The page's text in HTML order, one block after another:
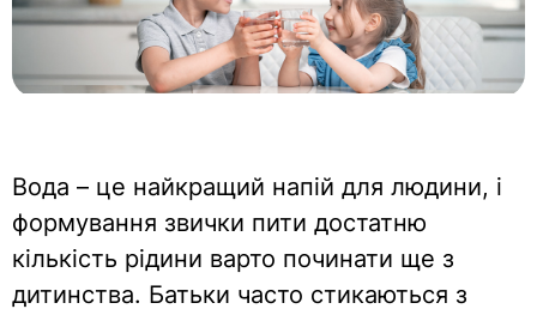
Вода – це найкращий напій для людини, і
формування звички пити достатню
кількість рідини варто починати ще з
дитинства. Батьки часто стикаються з